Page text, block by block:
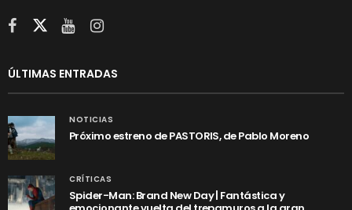
ÚLTIMAS ENTRADAS
NOTICIAS
Próximo estreno de PASTORIS, de Pablo Moreno
CRÍTICAS
Spider-Man: Brand New Day | Fantástica y